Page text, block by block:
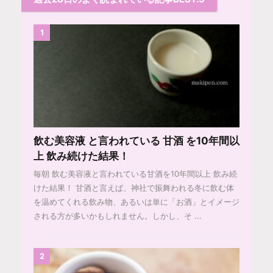
1
飲む美容液 と言われている 甘酒 を10年間以
上 飲み続けた結果！
毎朝 飲む美容液と言われている甘酒を10年間以上 飲み続
けた結果！ 甘酒と言えば、神社で振舞われる冬に飲む体
を温めてくれる飲み物、あるいは単に「お酒」とイメージ
される方が多いかもしれません。しかし、そ ...
2